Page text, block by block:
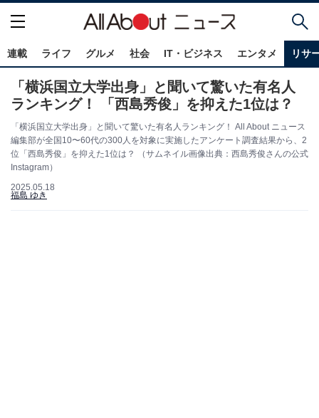
連載 ライフ グルメ 社会 IT・ビジネス エンタメ リサ
「横浜国立大学出身」と聞いて驚いた有名人
ランキング！ 「西島秀俊」を抑えた1位は？
「横浜国立大学出身」と聞いて驚いた有名人ランキング！ All About ニュース
編集部が全国10〜60代の300人を対象に実施したアンケート調査結果から、2
位「西島秀俊」を抑えた1位は？ （サムネイル画像出典：西島秀俊さんの公式
Instagram）
2025.05.18
福島 ゆき